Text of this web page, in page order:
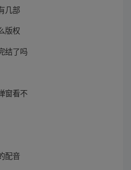
几部
版权
结了吗
窗看不
配音